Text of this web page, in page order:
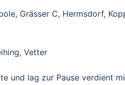
Grässer C, Hermsdorf,
Vetter
und lag zur Pause verdient